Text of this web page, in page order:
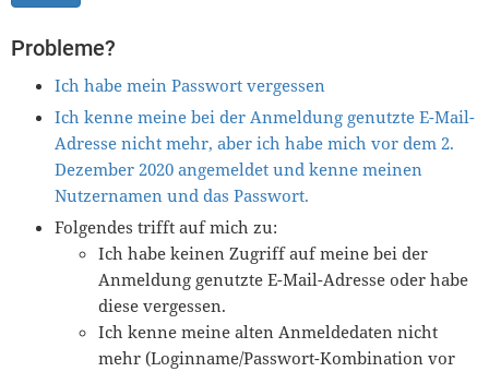
Probleme?
Ich habe mein Passwort vergessen
Ich kenne meine bei der Anmeldung genutzte E-Mail-
Adresse nicht mehr, aber ich habe mich vor dem 2.
Dezember 2020 angemeldet und kenne meinen
Nutzernamen und das Passwort.
Folgendes trifft auf mich zu:
Ich habe keinen Zugriff auf meine bei der
Anmeldung genutzte E-Mail-Adresse oder habe
diese vergessen.
Ich kenne meine alten Anmeldedaten nicht
mehr (Loginname/Passwort-Kombination vor